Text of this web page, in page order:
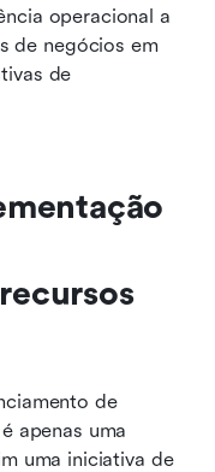
operacional a
de negócios em
de
de
apenas uma
uma iniciativa de